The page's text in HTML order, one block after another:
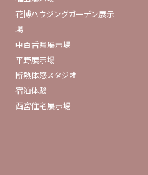
花博ハウジングガーデン展示
場
中百舌鳥展示場
平野展示場
断熱体感スタジオ
宿泊体験
西宮住宅展示場